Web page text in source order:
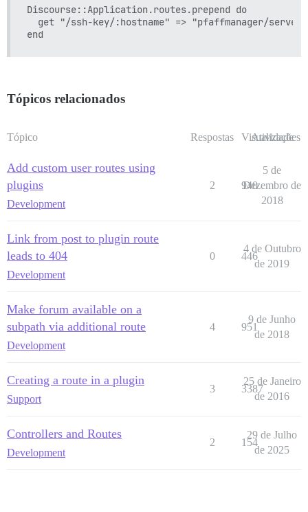
Discourse::Application.routes.prepend do
get "/ssh-key/:hostname" => "pfaffmanager/
Tópicos relacionados
Tópico Respostas Visualizações
Atividade
Add custom user routes using
plugins
Development
2 940
5 de
Dezembro de
2018
Link from post to plugin route
leads to 404
Development
0 446
4 de Outubro
de 2019
Make forum available on a
subpath via additional route
Development
4 951
9 de Junho
de 2018
Creating a route in a plugin
Support
3 3387
25 de Janeiro
de 2016
Controllers and Routes
Development
2 154
29 de Julho
de 2025